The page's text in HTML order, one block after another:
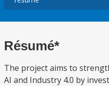
Résumé*
The project aims to
AI and Industry 4.0 by